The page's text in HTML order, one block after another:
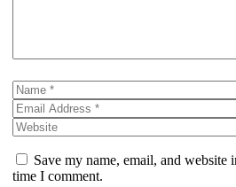
Save my name, email, and website
time I comment.